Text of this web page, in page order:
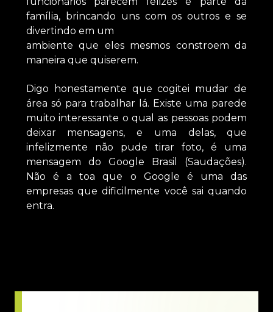
família, brincando uns com os outros e se
divertindo em um
ambiente que eles mesmos constroem da
maneira que quiserem.
Digo honestamente que cogitei mudar de
área só para trabalhar lá. Existe uma parede
muito interessante o qual as pessoas podem
deixar mensagens, e uma delas, que
infelizmente não pude tirar foto, é uma
mensagem do Google Brasil (Saudações).
Não é a toa que o Google é uma das
empresas que dificilmente você sai quando
entra.